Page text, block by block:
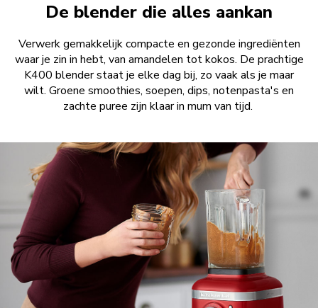
De blender die alles aankan
Verwerk gemakkelijk compacte en gezonde ingrediënten
waar je zin in hebt, van amandelen tot kokos. De prachtige
K400 blender staat je elke dag bij, zo vaak als je maar
wilt. Groene smoothies, soepen, dips, notenpasta's en
zachte puree zijn klaar in mum van tijd.